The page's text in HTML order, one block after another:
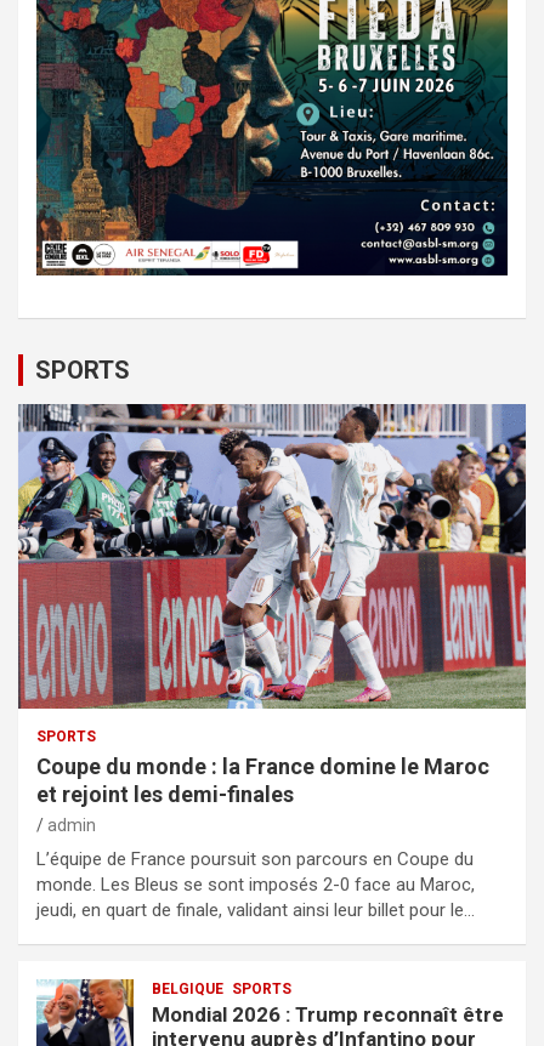
SPORTS
SPORTS
Coupe du monde : la France domine le Maroc
et rejoint les demi-finales
admin
L’équipe de France poursuit son parcours en Coupe du
monde. Les Bleus se sont imposés 2-0 face au Maroc,
jeudi, en quart de finale, validant ainsi leur billet pour le…
BELGIQUE SPORTS
Mondial 2026 : Trump reconnaît être
intervenu auprès d’Infantino pour